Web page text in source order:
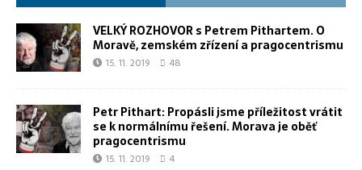
VELKÝ ROZHOVOR s Petrem Pithartem. O
Moravě, zemském zřízení a pragocentrismu
15. 11. 2019 48
Petr Pithart: Propásli jsme příležitost vrátit
se k normálnímu řešení. Morava je oběť
pragocentrismu
15. 11. 2019 4